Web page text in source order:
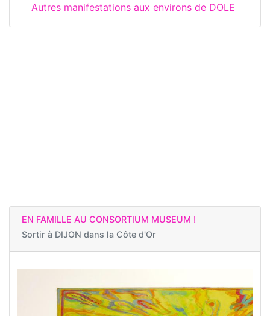
Autres manifestations aux environs de DOLE
EN FAMILLE AU CONSORTIUM MUSEUM !
Sortir à DIJON dans la Côte d'Or